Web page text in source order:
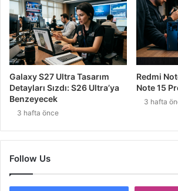
Galaxy S27 Ultra Tasarım
Detayları Sızdı: S26 Ultra’ya
Benzeyecek
3 hafta önce
Redmi
Note 15
3 hafta
Follow Us